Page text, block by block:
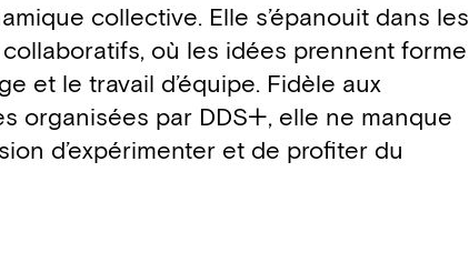
collective. Elle s’épanouit dans les
où les idées prennent forme
et le travail d’équipe. Fidèle aux
organisées par DDS+, elle ne manque
d’expérimenter et de profiter du